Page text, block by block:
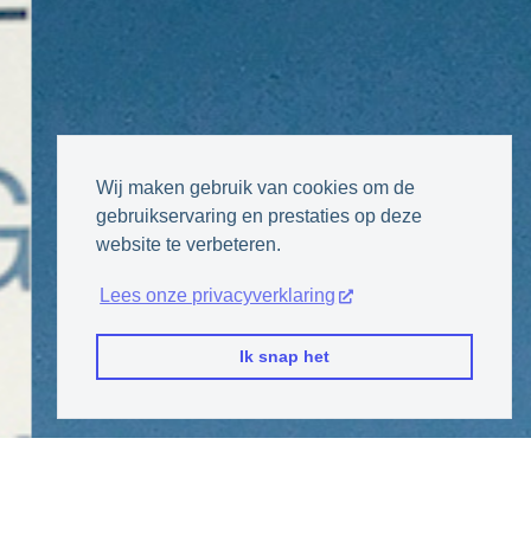
Wij maken gebruik van cookies om de
gebruikservaring en prestaties op deze
website te verbeteren.
Lees onze privacyverklaring
Ik snap het